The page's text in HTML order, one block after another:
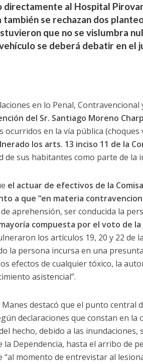
al Hospital
también se rechazan dos
que no se vislumbra
se deberá debatir en el
en lo Penal, Contravencional
del Sr. Santiago Moreno
ocurridos en la vía pública
los arts. 13 inciso 11 de la
de sus habitantes como parte de la
el actuar de efectivos de la
a que “en materia
aprehensión, ser conducida la
compuesta por el voto de
los artículos 19, 20 y 22 de
la persona incursa en una
efectos de cualquier tóxico, la
asistencial”.
destacó que el punto central
declaraciones que constan en
hecho, debido a las
Dependencia, hasta el arribo de
“al momento de entrevistar al